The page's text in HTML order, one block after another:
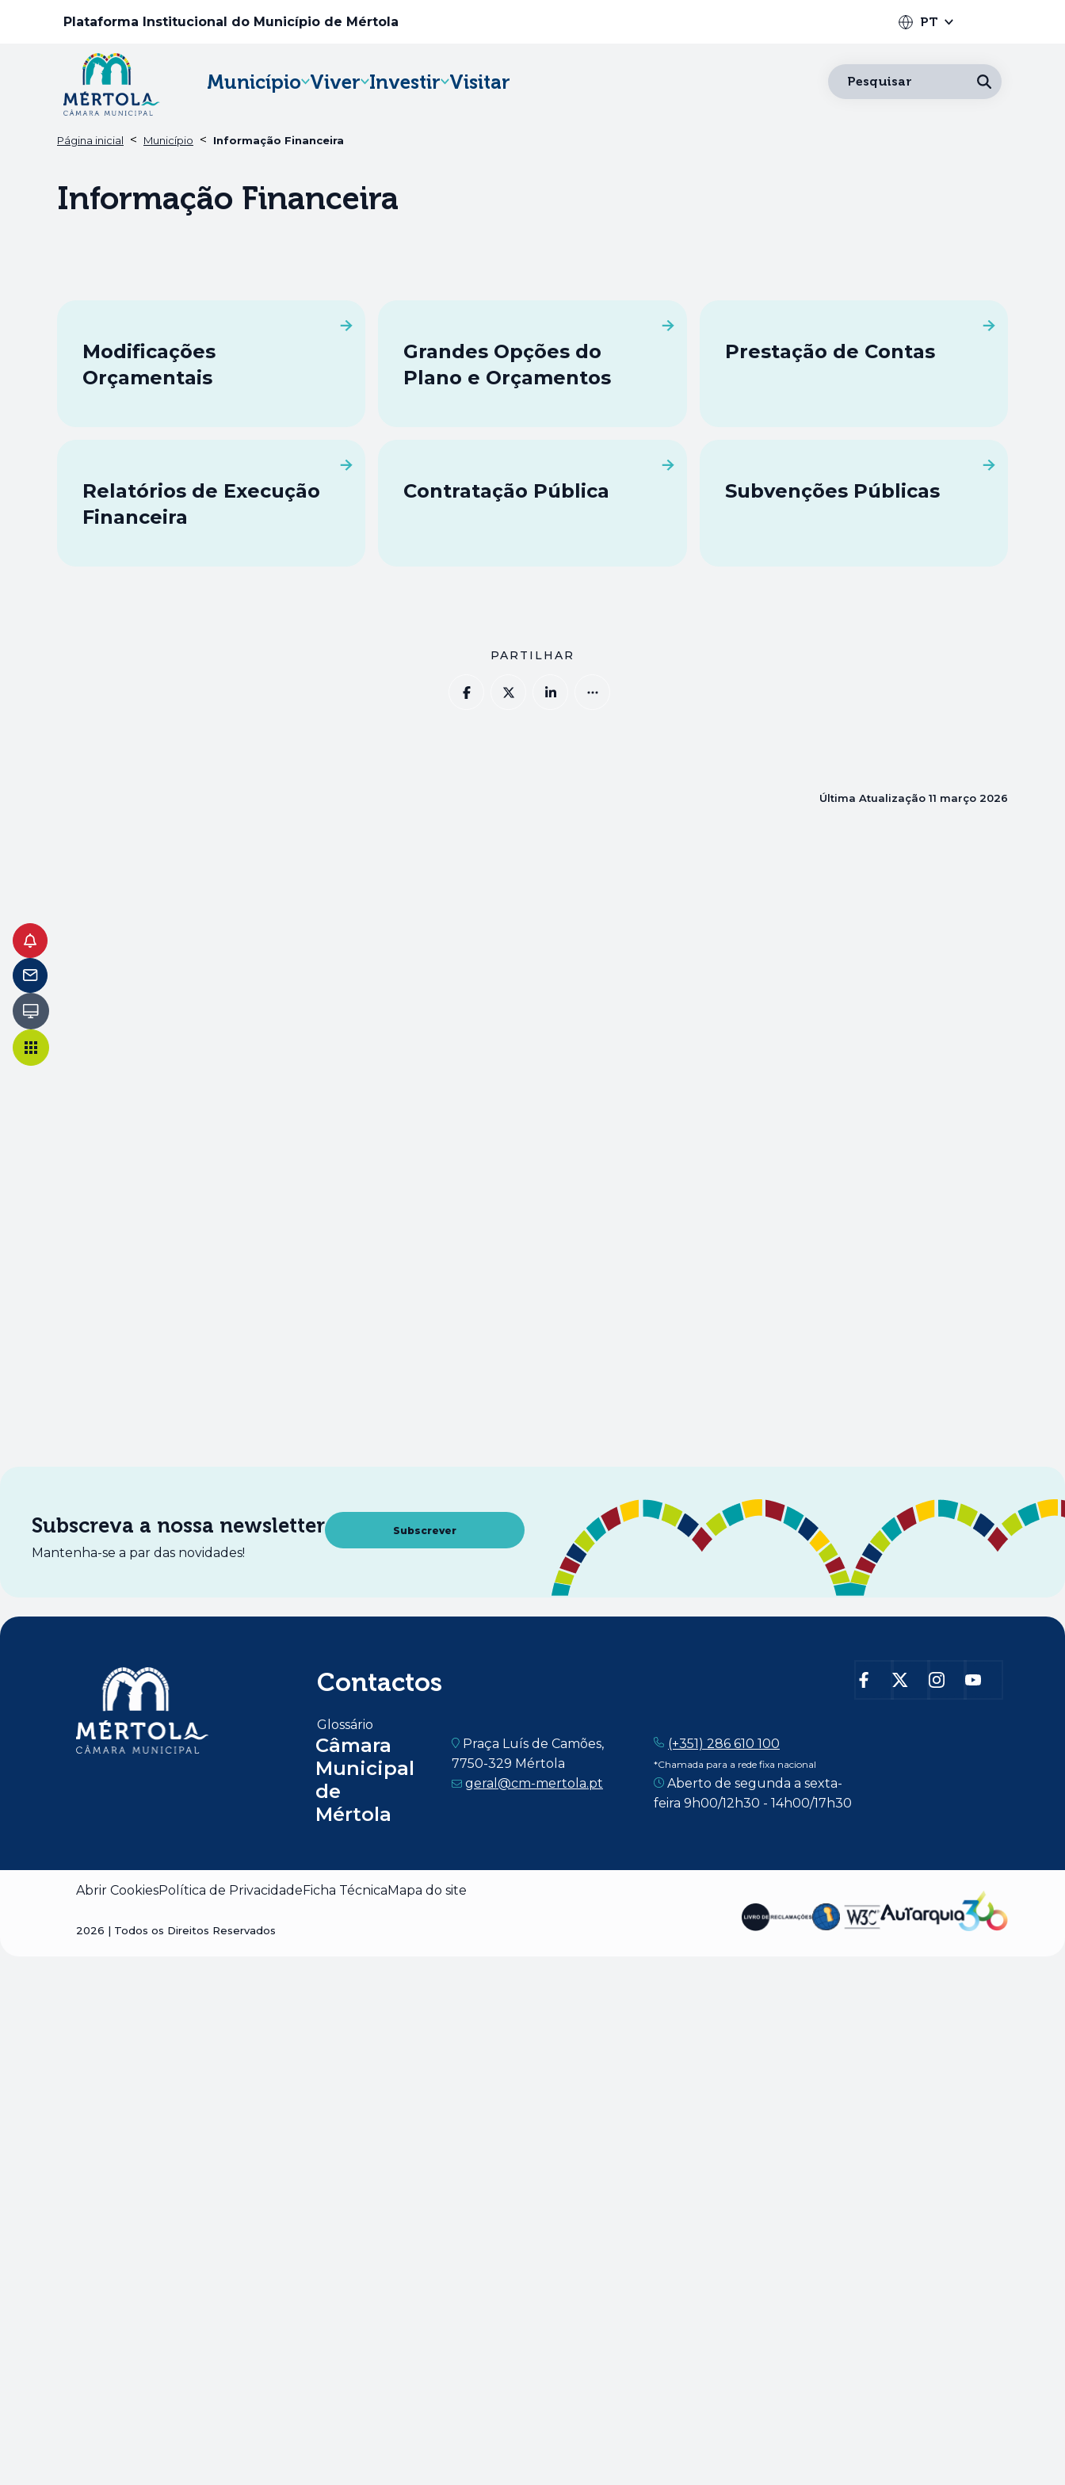
Plataforma Institucional do Município de Mértola PT
Português
Español
日本語
Município Viver Investir Visitar
Abre num novo separador Pesquisar
Página inicial < Município < Informação Financeira
Informação Financeira
Modificações
Orçamentais
Grandes Opções do
Plano e Orçamentos
Prestação de Contas
Relatórios de Execução
Financeira
Contratação Pública Subvenções Públicas
PARTILHAR
Última Atualização 11 março 2026
Subscreva a nossa newsletter
Mantenha-se a par das novidades!
SubscreverAbre num novo separador
Contactos
Glossário
Câmara
Municipal
de
Mértola
Praça Luís de Camões,
7750-329 Mértola
geral@cm-mertola.pt
(+351) 286 610 100
*Chamada para a rede fixa nacional
Aberto de segunda a sexta-
feira 9h00/12h30 - 14h00/17h30
Abrir CookiesPolítica de PrivacidadeFicha TécnicaMapa do site
2026 | Todos os Direitos Reservados